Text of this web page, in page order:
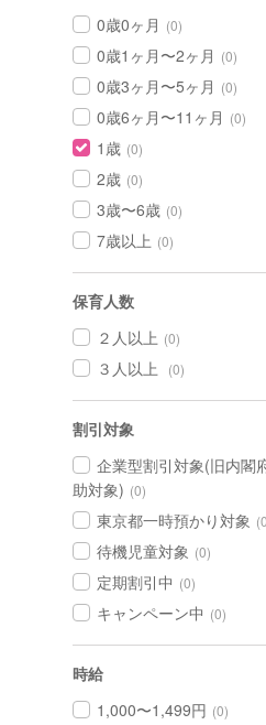
0歳0ヶ月 (0)
0歳1ヶ月〜2ヶ月 (0)
0歳3ヶ月〜5ヶ月 (0)
0歳6ヶ月〜11ヶ月 (0)
1歳 (0)
2歳 (0)
3歳〜6歳 (0)
7歳以上 (0)
保育人数
２人以上 (0)
３人以上 (0)
割引対象
企業型割引対象(旧内閣
助対象) (0)
東京都一時預かり対象
待機児童対象 (0)
定期割引中 (0)
キャンペーン中 (0)
時給
1,000〜1,499円 (0)